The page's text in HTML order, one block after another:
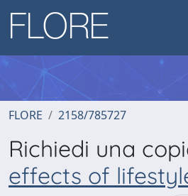
FLORE 2158/785727
Richiedi una
effects of